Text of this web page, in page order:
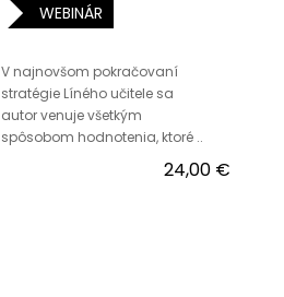
WEBINÁR
V najnovšom pokračovaní
stratégie Líného učitele sa
autor venuje všetkým
spôsobom hodnotenia, ktoré ..
24,00 €